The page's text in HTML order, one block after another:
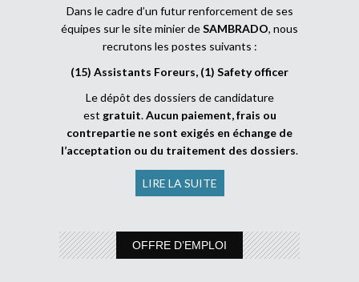
Dans le cadre d’un futur renforcement de ses
équipes sur le site minier deSAMBRADO, nous
recrutons les postes suivants :
(15) Assistants Foreurs, (1) Safety officer
Le dépôt des dossiers de candidature
est gratuit.Aucun paiement, frais ou
contrepartie ne sont exigés en échange de
l’acceptation ou du traitement des dossiers.
LIRE LA SUITE
OFFRE D’EMPLOI